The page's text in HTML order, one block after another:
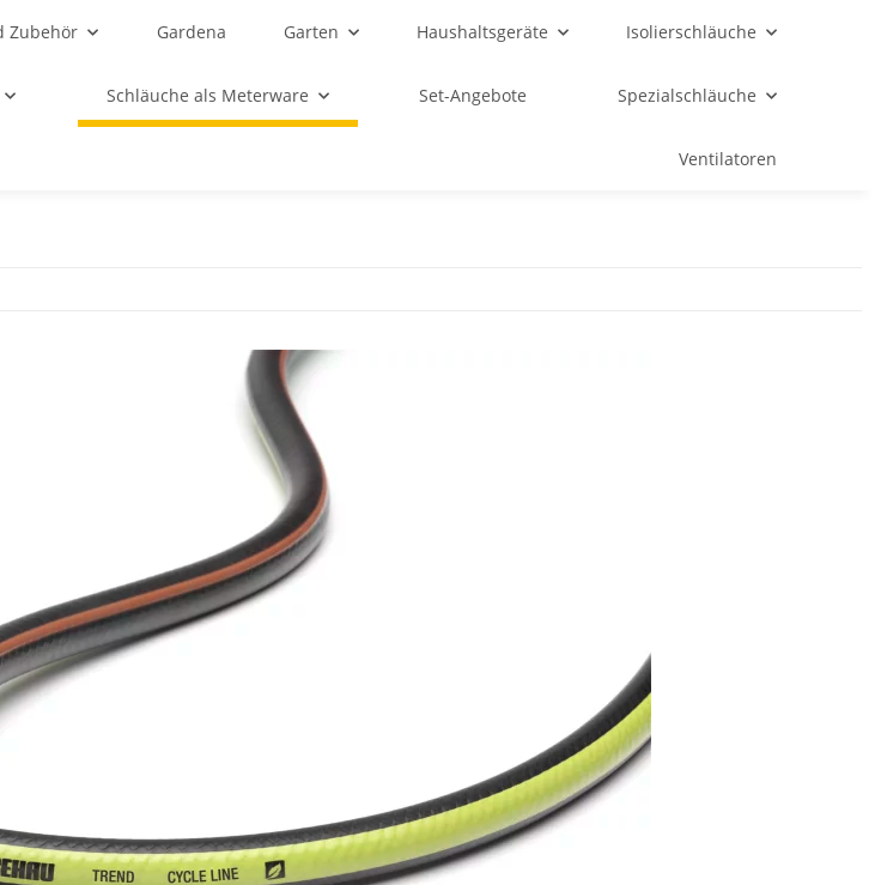
Zubehör Gardena Garten Haushaltsgeräte Isolierschläuche
Schläuche als Meterware Set-Angebote Spezialschläuche
Ventilatoren